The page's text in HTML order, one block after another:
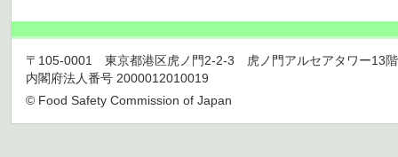
〒105-0001 東京都港区虎ノ門2-2-3 虎ノ門アルセアタワー13
内閣府法人番号 2000012010019
© Food Safety Commission of Japan